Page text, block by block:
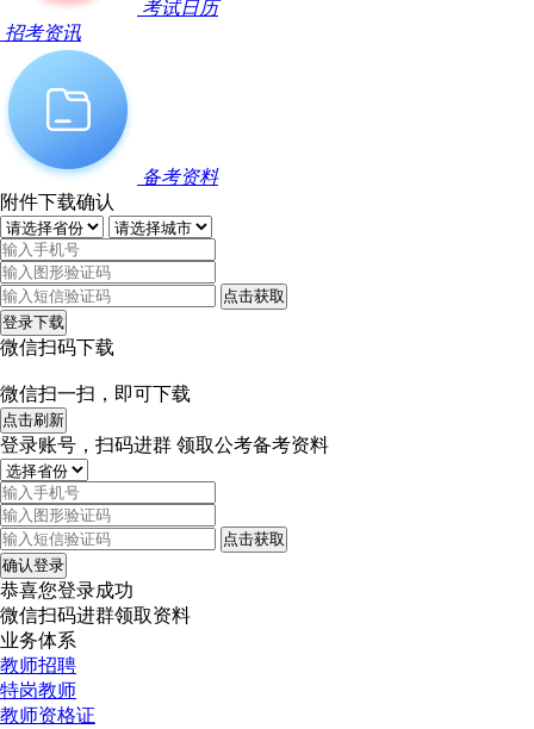
考试日历
招考资讯
备考资料
附件下载确认
点击获取
登录下载
微信扫码下载
微信扫一扫，即可下载
点击刷新
登录账号，扫码进群 领取公考备考资料
点击获取
确认登录
恭喜您登录成功
微信扫码进群领取资料
业务体系
教师招聘
特岗教师
教师资格证